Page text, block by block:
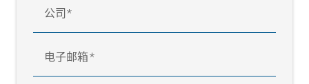
公司
电子邮箱